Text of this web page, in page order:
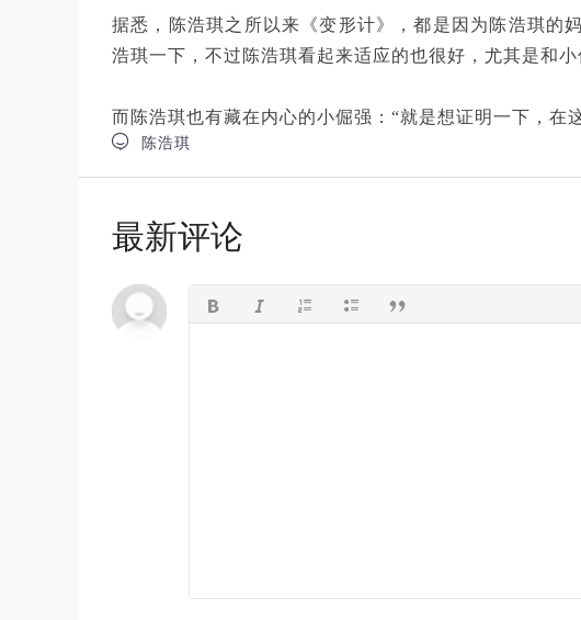
据悉，陈浩琪之所以来《变形计》，都是因为陈浩琪的
浩琪一下，不过陈浩琪看起来适应的也很好，尤其是和小
而陈浩琪也有藏在内心的小倔强：“就是想证明一下，在
 陈浩琪
最新评论